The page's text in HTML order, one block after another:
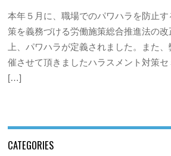
本年５月に、職場でのパワハラを防止
策を義務づける労働施策総合推進法の
上、パワハラが定義されました。また
催させて頂きましたハラスメント対策
[…]
CATEGORIES